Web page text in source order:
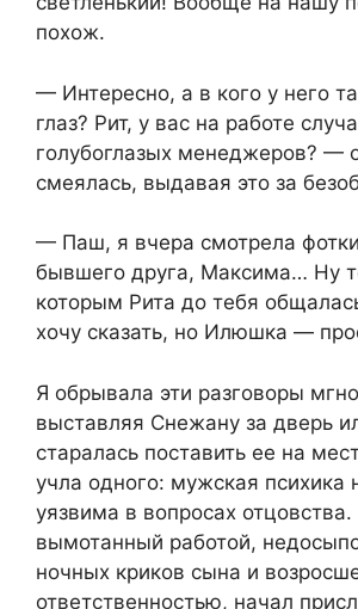
похож.
— Интересно, а в кого у него
глаз? Рит, у вас на работе
голубоглазых менеджеров? —
смеялась, выдавая это за
— Паш, я вчера смотрела
бывшего друга, Максима… Ну
которым Рита до тебя
хочу сказать, но Илюшка —
Я обрывала эти разговоры
выставляя Снежану за дверь
старалась поставить ее на
учла одного: мужская психика
уязвима в вопросах
вымотанный работой,
ночных криков сына и
ответственностью, начал